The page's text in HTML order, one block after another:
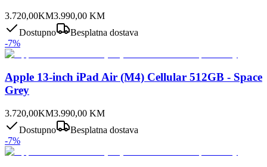
3.720,00KM3.990,00 KM
Dostupno
Besplatna dostava
-7%
Apple 13-inch iPad Air (M4) Cellular 512GB - Space
Grey
3.720,00KM3.990,00 KM
Dostupno
Besplatna dostava
-7%